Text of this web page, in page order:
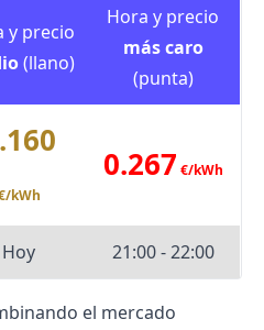
y precio
(llano)
Hora y precio
más caro
(punta)
kWh
0.267 €/kWh
Hoy 21:00 - 22:00
el mercado